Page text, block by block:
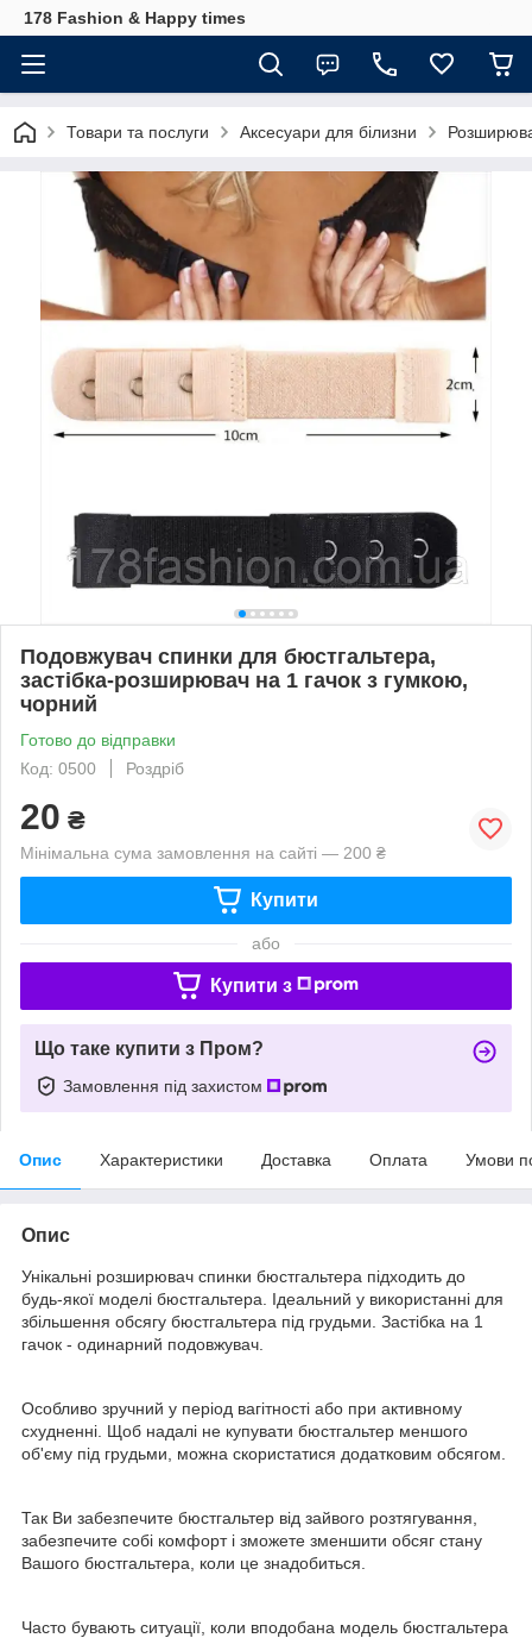
178 Fashion & Happy times
Товари та послуги Аксесуари для білизни
Подовжувач спинки для бюстгальтера,
застібка-розширювач на 1 гачок з гумкою,
чорний
Готово до відправки
Код: 0500
Роздріб
20 ₴
Мінімальна сума замовлення на сайті — 200 ₴
Купити
або
Купити з
Що таке купити з Пром?
Замовлення під захистом
Опис Характеристики Доставка Оплата Умови
Опис
Унікальні розширювач спинки бюстгальтера підходить до
будь-якої моделі бюстгальтера. Ідеальний у використанні для
збільшення обсягу бюстгальтера під грудьми. Застібка на 1
гачок - одинарний подовжувач.
Особливо зручний у період вагітності або при активному
схудненні. Щоб надалі не купувати бюстгальтер меншого
об'єму під грудьми, можна скористатися додатковим обсягом.
Так Ви забезпечите бюстгальтер від зайвого розтягування,
забезпечите собі комфорт і зможете зменшити обсяг стану
Вашого бюстгальтера, коли це знадобиться.
Часто бувають ситуації, коли вподобана модель бюстгальтера